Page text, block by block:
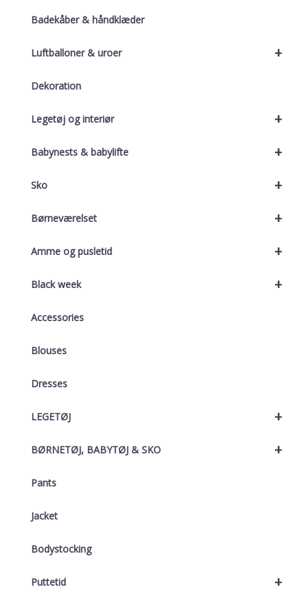
Badekåber & håndklæder
+
Luftballoner & uroer
Dekoration
+
Legetøj og interiør
+
Babynests & babylifte
+
Sko
+
Børneværelset
+
Amme og pusletid
+
Black week
Accessories
Blouses
Dresses
+
LEGETØJ
+
BØRNETØJ, BABYTØJ & SKO
Pants
Jacket
Bodystocking
+
Puttetid